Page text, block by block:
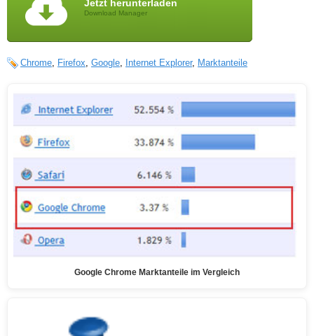
Jetzt herunterladen
Download Manager
Chrome, Firefox, Google, Internet Explorer, Marktanteile
Google Chrome Marktanteile im Vergleich